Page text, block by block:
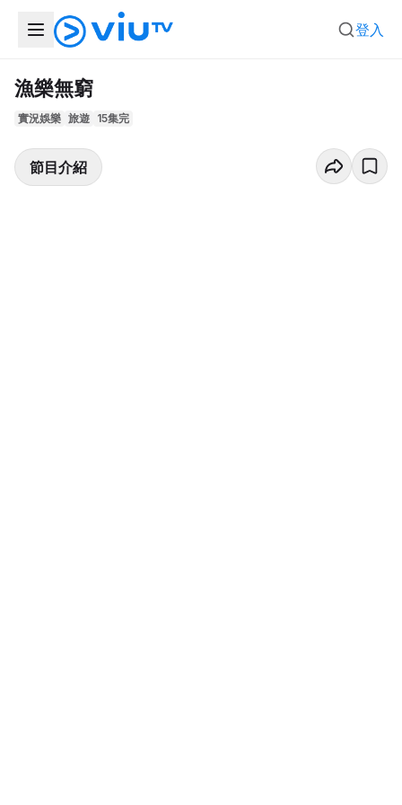
登入
漁樂無窮
實況娛樂 旅遊 15集完
節目介紹